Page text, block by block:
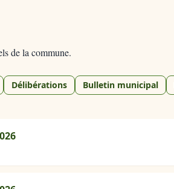
de la commune.
Délibérations Bulletin municipal